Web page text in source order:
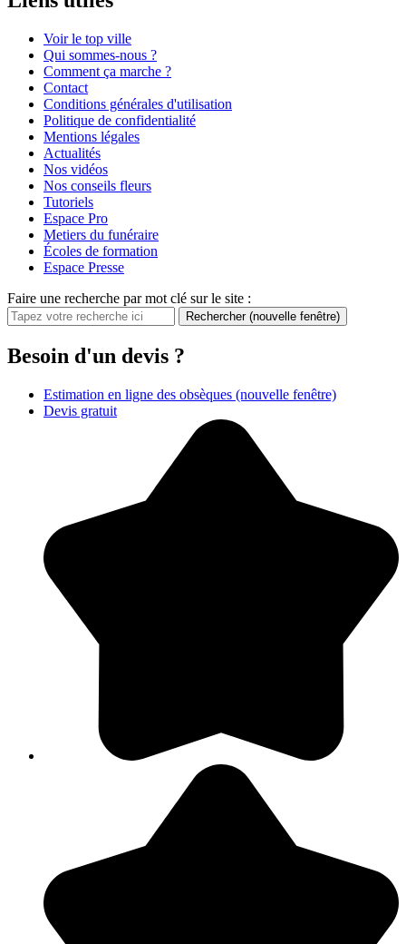
Voir le top ville
Qui sommes-nous ?
Comment ça marche ?
Contact
Conditions générales d'utilisation
Politique de confidentialité
Mentions légales
Actualités
Nos vidéos
Nos conseils fleurs
Tutoriels
Espace Pro
Metiers du funéraire
Écoles de formation
Espace Presse
Faire une recherche par mot clé sur le site :
Rechercher (nouvelle fenêtre)
Besoin d'un devis ?
Estimation en ligne des obsèques (nouvelle fenêtre)
Devis gratuit